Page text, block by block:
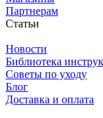
Партнерам
Статьи
Новости
Библиотека
Советы по уходу
Блог
Доставка и оплата